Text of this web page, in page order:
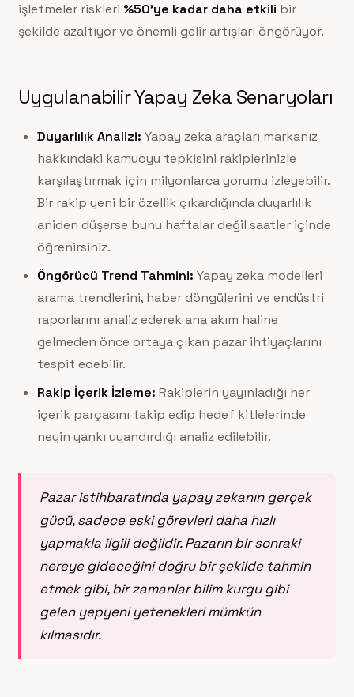
işletmeler riskleri %50’ye kadar daha etkili bir
şekilde azaltıyor ve önemli gelir artışları öngörüyor.
Uygulanabilir Yapay Zeka Senaryoları
Duyarlılık Analizi: Yapay zeka araçları markanız
hakkındaki kamuoyu tepkisini rakiplerinizle
karşılaştırmak için milyonlarca yorumu izleyebilir.
Bir rakip yeni bir özellik çıkardığında duyarlılık
aniden düşerse bunu haftalar değil saatler içinde
öğrenirsiniz.
Öngörücü Trend Tahmini: Yapay zeka modelleri
arama trendlerini, haber döngülerini ve endüstri
raporlarını analiz ederek ana akım haline
gelmeden önce ortaya çıkan pazar ihtiyaçlarını
tespit edebilir.
Rakip İçerik İzleme: Rakiplerin yayınladığı her
içerik parçasını takip edip hedef kitlelerinde
neyin yankı uyandırdığı analiz edilebilir.
Pazar istihbaratında yapay zekanın gerçek
gücü, sadece eski görevleri daha hızlı
yapmakla ilgili değildir. Pazarın bir sonraki
nereye gideceğini doğru bir şekilde tahmin
etmek gibi, bir zamanlar bilim kurgu gibi
gelen yepyeni yetenekleri mümkün
kılmasıdır.